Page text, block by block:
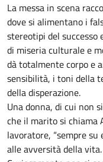
La messa in scena
dove si alimentano i
stereotipi del successo
di miseria culturale e
dà totalmente corpo e
sensibilità, i toni della
della disperazione.
Una donna, di cui non
che il marito si chiama
lavoratore, “sempre
alle avversità della vita.